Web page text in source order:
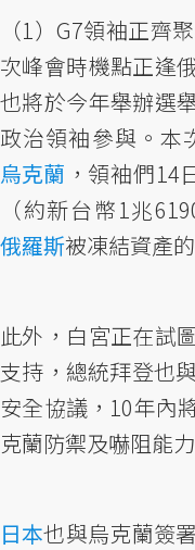
（1）G7領袖正齊聚
次峰會時機點正逢
也將於今年舉辦選
政治領袖參與。本
烏克蘭 ，領袖們14
（約新台幣1兆
俄羅斯被凍結資產
此外，白宮正在試
支持，總統拜登也
安全協議，10年內
克蘭防禦及嚇阻能力
日本也與烏克蘭簽